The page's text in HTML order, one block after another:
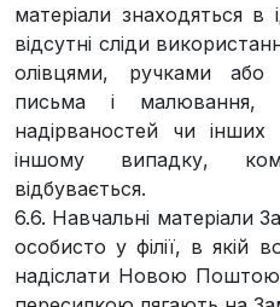
матеріали знаходяться в
відсутні сліди
олівцями, ручками
письма і
надірваностей чи інших
іншому випадку,
відбувається.
6.6. Навчальні матеріали
особисто у філії, в якій
надіслати Новою Поштою.